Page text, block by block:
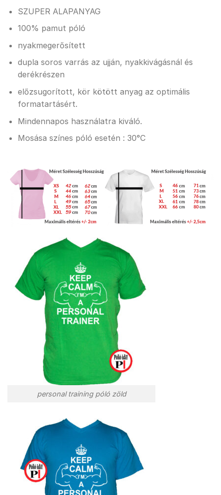
SZUPER ALAPANYAG
100% pamut póló
nyakmegerősített
dupla soros varrás az ujján, nyakkivágásnál és
derékrészen
előzsugorított, kör kötött anyag az optimális
formatartásért.
Mindennapos használatra kiváló.
Mosása színes póló esetén : 30°C
personal training póló zöld